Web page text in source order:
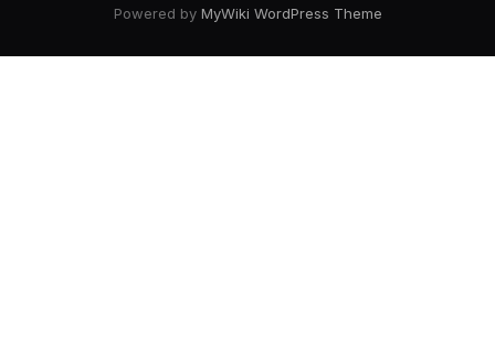
Powered by MyWiki WordPress Theme